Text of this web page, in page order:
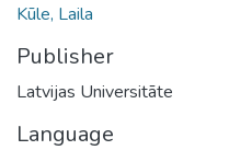
Kūle, Laila
Publisher
Latvijas Universitāte
Language